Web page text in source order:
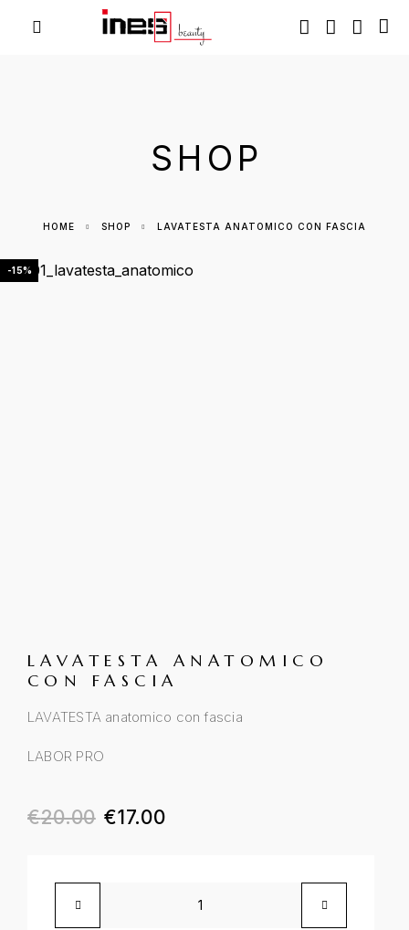
SHOP
HOME SHOP LAVATESTA ANATOMICO CON FASCIA
-15%
LAVATESTA ANATOMICO
CON FASCIA
LAVATESTA anatomico con fascia
LABOR PRO
€20.00 Il prezzo originale era: €20.00.
€17.00Il prezzo attuale è:
Lavatesta anatomico con fascia quantità